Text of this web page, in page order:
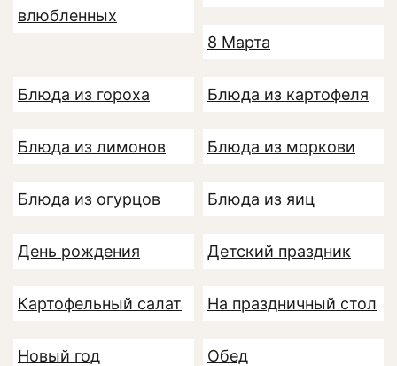
влюбленных
8 Марта
Блюда из гороха Блюда из картофеля
Блюда из лимонов Блюда из моркови
Блюда из огурцов Блюда из яиц
День рождения Детский праздник
Картофельный салат На праздничный стол
Новый год Обед